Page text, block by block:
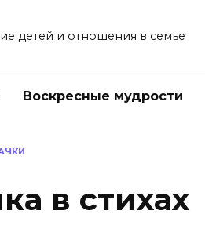
детей и отношения в семье
Воскресные мудрости
в стихах